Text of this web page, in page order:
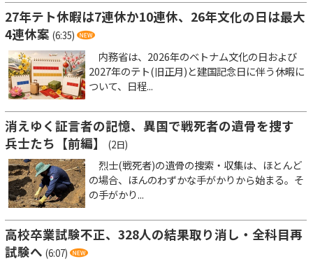
27年テト休暇は7連休か10連休、26年文化の日は最大
4連休案 (6:35)
内務省は、2026年のベトナム文化の日および
2027年のテト(旧正月)と建国記念日に伴う休暇に
ついて、日程...
消えゆく証言者の記憶、異国で戦死者の遺骨を捜す
兵士たち【前編】
(2日)
烈士(戦死者)の遺骨の捜索・収集は、ほとんど
の場合、ほんのわずかな手がかりから始まる。そ
の手がかり...
高校卒業試験不正、328人の結果取り消し・全科目再
試験へ (6:07)